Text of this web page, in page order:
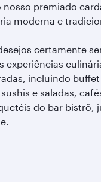
nosso premiado
moderna e
certamente
experiências
incluindo
e saladas,
do bar bistrô,